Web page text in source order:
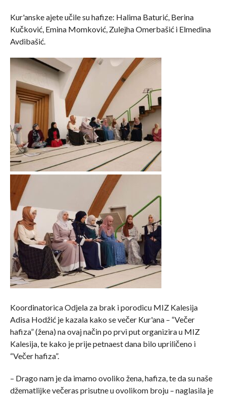
Kur'anske ajete učile su hafize: Halima Baturić, Berina
Kučković, Emina Momković, Zulejha Omerbašić i Elmedina
Avdibašić.
Koordinatorica Odjela za brak i porodicu MIZ Kalesija
Adisa Hodžić je kazala kako se večer Kur'ana – “Večer
hafiza” (žena) na ovaj način po prvi put organizira u MIZ
Kalesija, te kako je prije petnaest dana bilo upriličeno i
“Večer hafiza”.
– Drago nam je da imamo ovoliko žena, hafiza, te da su naše
džematlijke večeras prisutne u ovolikom broju – naglasila je